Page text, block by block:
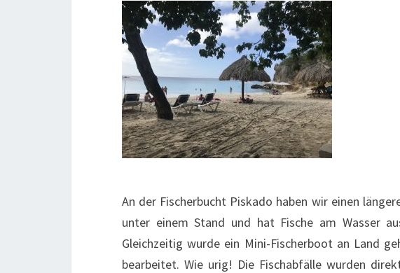
An der Fischerbucht Piskado haben wir einen
unter einem Stand und hat Fische am Wasser
Gleichzeitig wurde ein Mini-Fischerboot an Land
bearbeitet. Wie urig! Die Fischabfälle wurden